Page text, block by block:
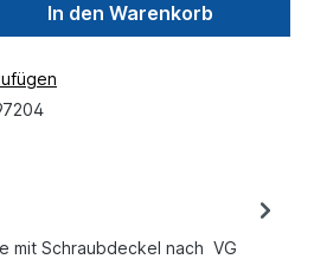
In den Warenkorb
mit Schraubdeckel nach VG